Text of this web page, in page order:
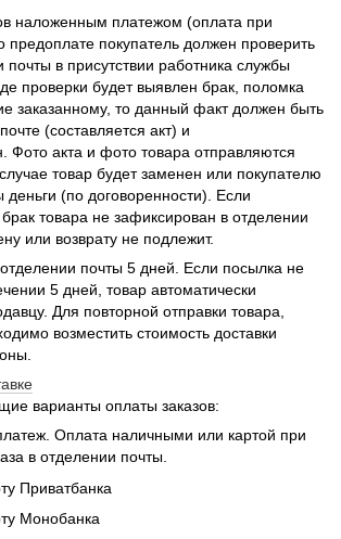
наложенным платежом (оплата при
предоплате покупатель должен проверить
почты в присутствии работника службы
проверки будет выявлен брак, поломка
заказанному, то данный факт должен быть
(составляется акт) и
Фото акта и фото товара отправляются
товар будет заменен или покупателю
(по договоренности). Если
товара не зафиксирован в отделении
или возврату не подлежит.
почты 5 дней. Если посылка не
5 дней, товар автоматически
Для повторной отправки товара,
возместить стоимость доставки
варианты оплаты заказов:
Оплата наличными или картой при
в отделении почты.
Приватбанка
Монобанка